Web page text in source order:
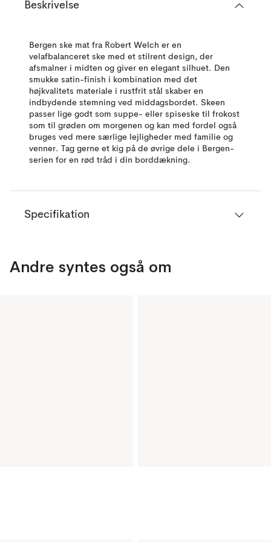
Beskrivelse
Bergen ske mat fra Robert Welch er en
velafbalanceret ske med et stilrent design, der
afsmalner i midten og giver en elegant silhuet. Den
smukke satin-finish i kombination med det
højkvalitets materiale i rustfrit stål skaber en
indbydende stemning ved middagsbordet. Skeen
passer lige godt som suppe- eller spiseske til frokost
som til grøden om morgenen og kan med fordel også
bruges ved mere særlige lejligheder med familie og
venner. Tag gerne et kig på de øvrige dele i Bergen-
serien for en rød tråd i din borddækning.
Specifikation
Andre syntes også om